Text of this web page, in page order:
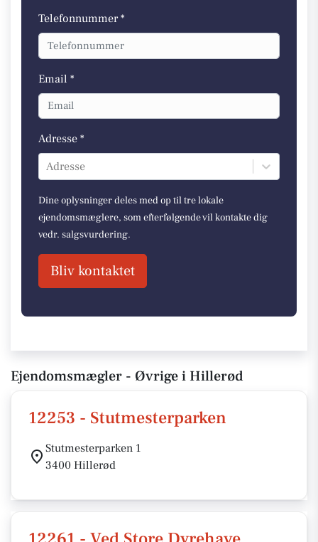
Telefonnummer *
Email *
Adresse *
Adresse
Dine oplysninger deles med op til tre lokale
ejendomsmæglere, som efterfølgende vil kontakte dig
vedr. salgsvurdering.
Bliv kontaktet
Ejendomsmægler - Øvrige i Hillerød
12253 - Stutmesterparken
Stutmesterparken 1
3400 Hillerød